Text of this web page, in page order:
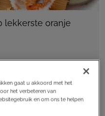
lekkerste oranje
inspiratie
gaat u akkoord met het
het verbeteren van
en om ons te helpen